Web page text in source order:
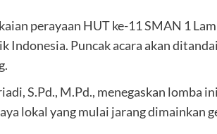
perayaan HUT ke-11 SMAN 1
Indonesia. Puncak acara akan
S.Pd., M.Pd., menegaskan lomba
lokal yang mulai jarang dimainkan